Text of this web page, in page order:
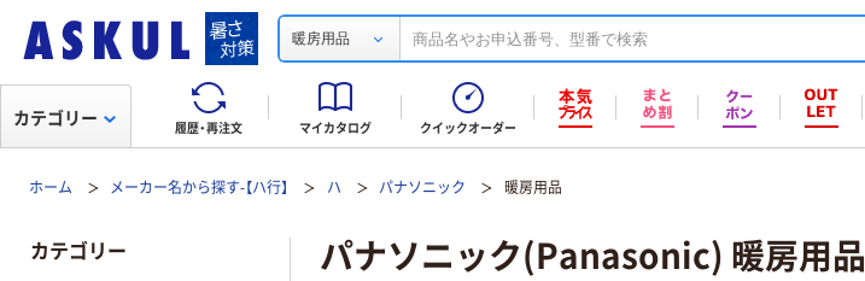
暖房用品
履歴・再注文 マイカタログ クイックオーダー
カテゴリー
ホーム メーカー名から探す-【ハ行】 ハ パナソニック 暖房用品
パナソニック(Panasonic) 暖房用品
カテゴリー